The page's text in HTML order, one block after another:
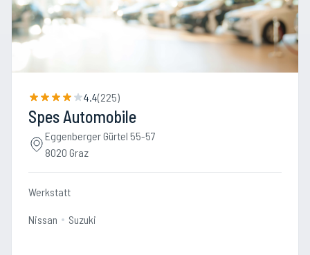
4.4(225)
Spes Automobile
Eggenberger Gürtel 55-57
8020 Graz
Werkstatt
Nissan Suzuki